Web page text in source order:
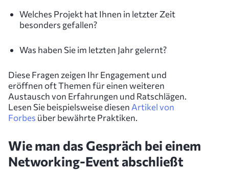
Welches Projekt hat Ihnen in letzter Zeit
besonders gefallen?
Was haben Sie im letzten Jahr gelernt?
Diese Fragen zeigen Ihr Engagement und
eröffnen oft Themen für einen weiteren
Austausch von Erfahrungen und Ratschlägen.
Lesen Sie beispielsweise diesenArtikel von
Forbes über bewährte Praktiken.
Wie man das Gespräch bei einem
Networking-Event abschließt